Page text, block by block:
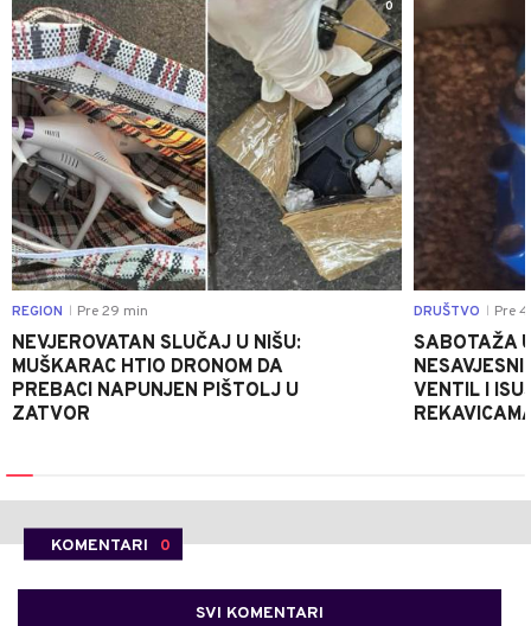
0
REGION Pre 29 min
NEVJEROVATAN SLUČAJ U NIŠU:
MUŠKARAC HTIO DRONOM DA
PREBACI NAPUNJEN PIŠTOLJ U
ZATVOR
DRUŠTVO Pre
SABOTAŽA
VENTIL I
KOMENTARI 0
SVI KOMENTARI